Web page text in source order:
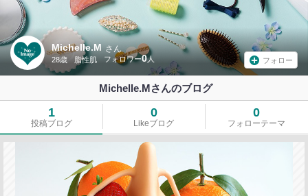
Michelle.M さん
28歳 脂性肌 0 フォロー
Michelle.Mさんのブログ
1
投稿ブログ
0
Likeブログ
0
フォローテーマ